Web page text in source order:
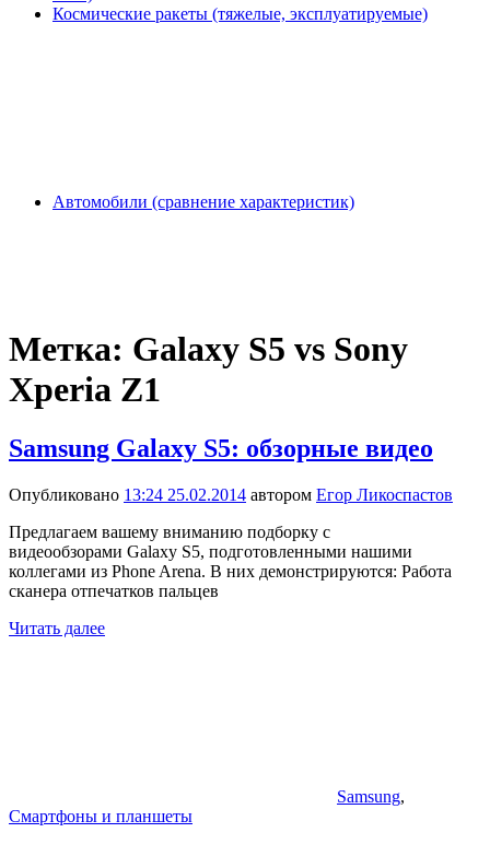
Космические ракеты (тяжелые, эксплуатируемые)
Автомобили (сравнение характеристик)
Метка: Galaxy S5 vs Sony
Xperia Z1
Samsung Galaxy S5: обзорные видео
Опубликовано 13:24 25.02.2014 автором Егор Ликоспастов
Предлагаем вашему вниманию подборку с
видеообзорами Galaxy S5, подготовленными нашими
коллегами из Phone Arena. В них демонстрируются: Работа
сканера отпечатков пальцев
Читать далее
Samsung,
Смартфоны и планшеты